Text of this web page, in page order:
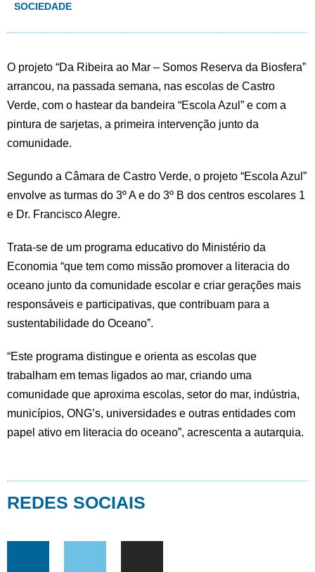
SOCIEDADE
O projeto “Da Ribeira ao Mar – Somos Reserva da Biosfera”
arrancou, na passada semana, nas escolas de Castro
Verde, com o hastear da bandeira “Escola Azul” e com a
pintura de sarjetas, a primeira intervenção junto da
comunidade.
Segundo a Câmara de Castro Verde, o projeto “Escola Azul”
envolve as turmas do 3º A e do 3º B dos centros escolares 1
e Dr. Francisco Alegre.
Trata-se de um programa educativo do Ministério da
Economia “que tem como missão promover a literacia do
oceano junto da comunidade escolar e criar gerações mais
responsáveis e participativas, que contribuam para a
sustentabilidade do Oceano”.
“Este programa distingue e orienta as escolas que
trabalham em temas ligados ao mar, criando uma
comunidade que aproxima escolas, setor do mar, indústria,
municípios, ONG’s, universidades e outras entidades com
papel ativo em literacia do oceano”, acrescenta a autarquia.
REDES SOCIAIS